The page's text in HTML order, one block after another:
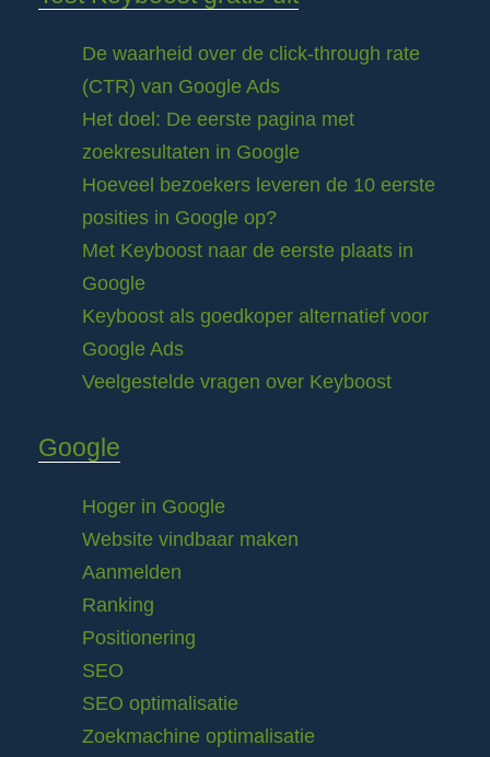
De waarheid over de click-through rate
(CTR) van Google Ads
Het doel: De eerste pagina met
zoekresultaten in Google
Hoeveel bezoekers leveren de 10 eerste
posities in Google op?
Met Keyboost naar de eerste plaats in
Google
Keyboost als goedkoper alternatief voor
Google Ads
Veelgestelde vragen over Keyboost
Google
Hoger in Google
Website vindbaar maken
Aanmelden
Ranking
Positionering
SEO
SEO optimalisatie
Zoekmachine optimalisatie